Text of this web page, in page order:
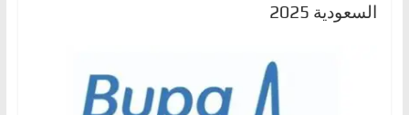
السعودية 2025